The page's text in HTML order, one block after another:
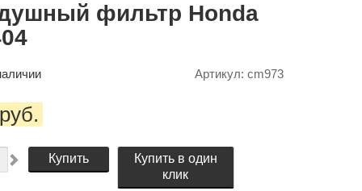
фильтр Honda
Артикул: cm973
Купить
Купить в один
клик